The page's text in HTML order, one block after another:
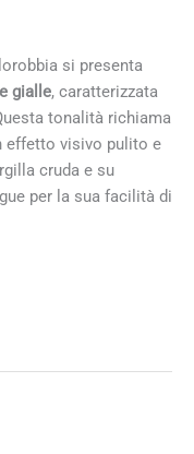
si presenta
gialle, caratterizzata
tonalità richiama
effetto visivo pulito e
cruda e su
per la sua facilità di